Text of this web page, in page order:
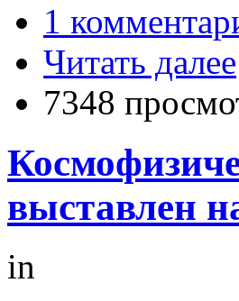
1
Читать далее
7348
выставлен
in